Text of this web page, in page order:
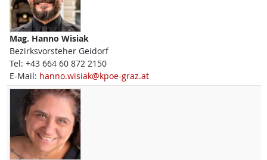
Mag. Hanno Wisiak
Bezirksvorsteher Geidorf
Tel: +43 664 60 872 2150
E-Mail: hanno.wisiak@kpoe-graz.at